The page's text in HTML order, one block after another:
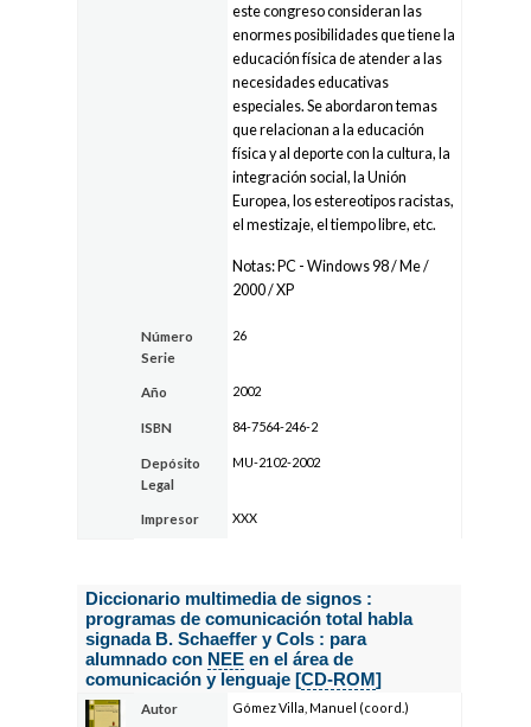
este congreso consideran las
enormes posibilidades que tiene la
educación física de atender a las
necesidades educativas
especiales. Se abordaron temas
que relacionan a la educación
física y al deporte con la cultura, la
integración social, la Unión
Europea, los estereotipos racistas,
el mestizaje, el tiempo libre, etc.
Notas: PC - Windows 98 / Me /
2000 / XP
Número
Serie
26
Año 2002
ISBN 84-7564-246-2
Depósito
Legal
MU-2102-2002
Impresor XXX
Diccionario multimedia de signos :
programas de comunicación total habla
signada B. Schaeffer y Cols : para
alumnado con NEE en el área de
comunicación y lenguaje [CD-ROM]
Autor Gómez Villa, Manuel (coord.)